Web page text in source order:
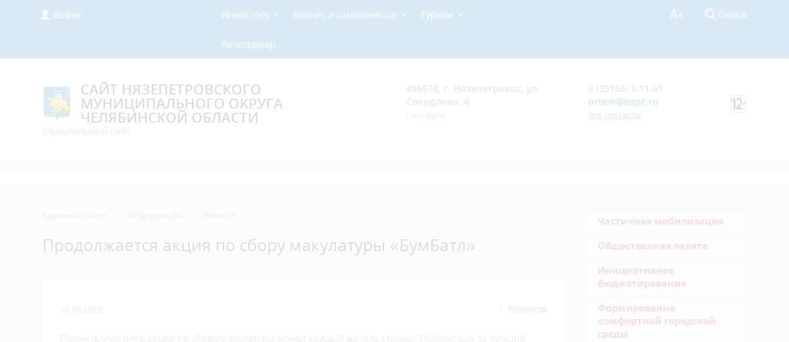
Войти Инвестору Бизнес и самозанятые Туризм
Антитеррор
Поиск
САЙТ НЯЗЕПЕТРОВСКОГО
МУНИЦИПАЛЬНОГО ОКРУГА
ЧЕЛЯБИНСКОЙ ОБЛАСТИ
priem@nzpr.ru
все контакты
Продолжается акция по сбору макулатуры «БумБатл»
Новости
Частичная мобилизация
Общественная палата
Инициативное
бюджетирование
Формирование
комфортной городской
среды